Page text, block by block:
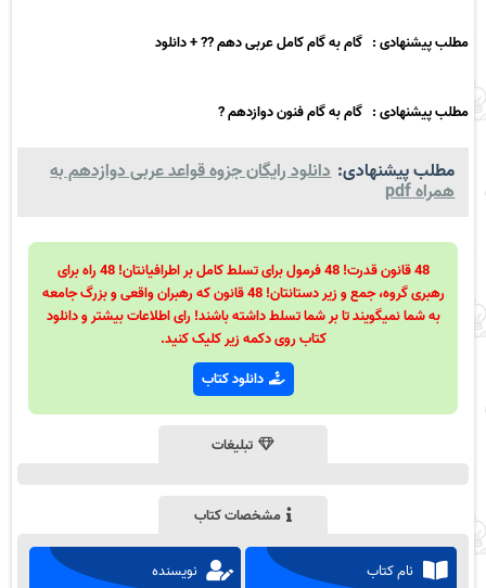
مطلب پیشنهادی : گام به گام کامل عربی دهم ?? + دانلود
مطلب پیشنهادی : گام به گام فنون دوازدهم ?
مطلب پیشنهادی: دانلود رایگان جزوه قواعد عربی دوازدهم به
همراه pdf
48 قانون قدرت! 48 فرمول برای تسلط کامل بر اطرافیانتان! 48 راه برای
رهبری گروه، جمع و زیر دستانتان! 48 قانون که رهبران واقعی و بزرگ جامعه
به شما نمیگویند تا بر شما تسلط داشته باشند! رای اطلاعات بیشتر و دانلود
کتاب روی دکمه زیر کلیک کنید.
دانلود کتاب
تبلیغات
مشخصات کتاب
نام کتاب نویسنده